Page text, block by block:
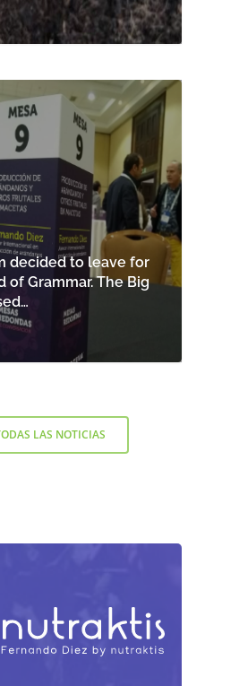
decided to leave for
of Grammar. The Big
LAS NOTICIAS